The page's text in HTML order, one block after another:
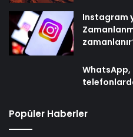
Instagram
WhatsApp,
Popüler Haberler